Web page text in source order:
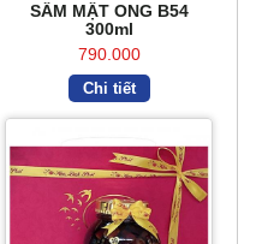
SÂM MẬT ONG B54
300ml
790.000
Chi tiết